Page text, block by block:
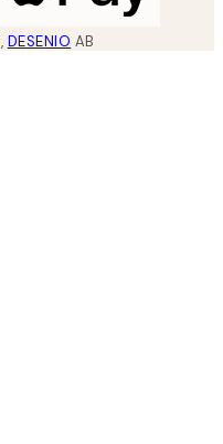
, DESENIO AB